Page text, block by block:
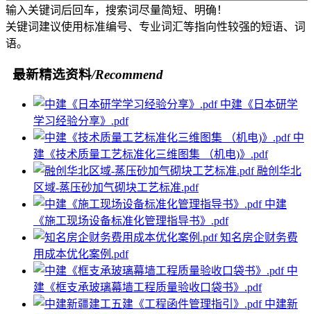
输入关键词后回车，搜索词尽量简短、明确！
关键词建议使用标准编号、专业词汇等指向性较强的短语、词
语。
最新精选资料/Recommend
中建《日本研学
学习经验分享》.pdf
中
建《技术质量工艺标准化三维图集 （机电)》.pdf
融创华北
区域-蒸压砂加气砌块工艺标准.pdf
中建
《施工现场设备标准化管理指导书》.pdf
知名房企财务费
用成本优化案例.pdf
中
建《框支承玻璃幕墙工程质量验收口袋书》.pdf
中建新